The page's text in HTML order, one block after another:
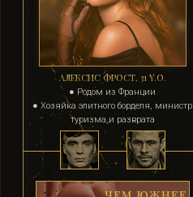
АЛЕКСИС ФРОСТ, 31 Y.O.
● Родом из Франции
● Хозяйка элитного борделя, министр
туризма и разврата